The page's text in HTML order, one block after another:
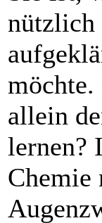
nützlich
allein
lernen?
Chemie